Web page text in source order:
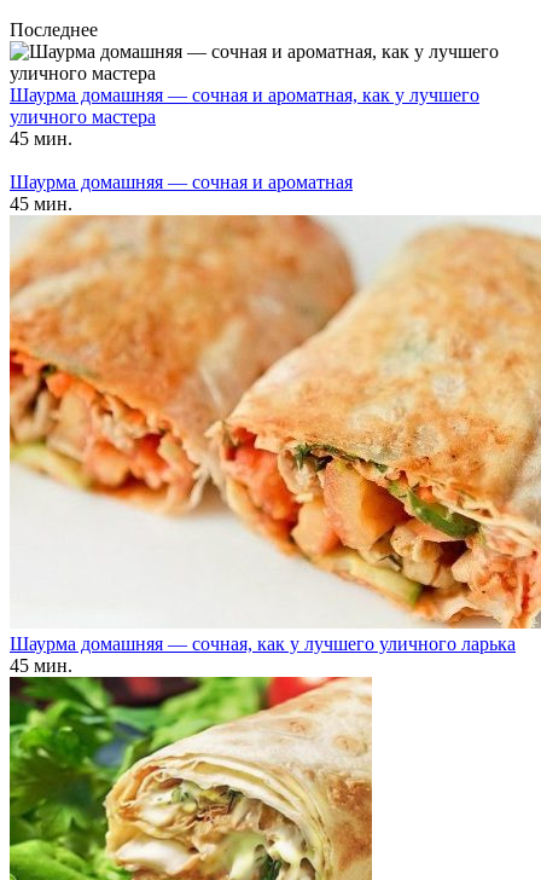
Последнее
Шаурма домашняя — сочная и ароматная, как у лучшего
уличного мастера
45 мин.
Шаурма домашняя — сочная и ароматная
45 мин.
Шаурма домашняя — сочная, как у лучшего уличного ларька
45 мин.